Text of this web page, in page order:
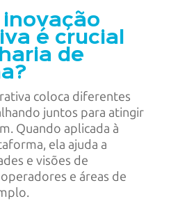
inovação
é crucial
de
coloca diferentes
juntos para atingir
Quando aplicada à
ela ajuda a
e visões de
e áreas de